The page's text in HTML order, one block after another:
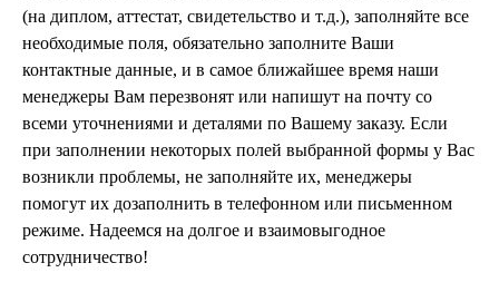
(на диплом, аттестат, свидетельство и т.д.), заполняйте все
необходимые поля, обязательно заполните Ваши
контактные данные, и в самое ближайшее время наши
менеджеры Вам перезвонят или напишут на почту со
всеми уточнениями и деталями по Вашему заказу. Если
при заполнении некоторых полей выбранной формы у Вас
возникли проблемы, не заполняйте их, менеджеры
помогут их дозаполнить в телефонном или письменном
режиме. Надеемся на долгое и взаимовыгодное
сотрудничество!